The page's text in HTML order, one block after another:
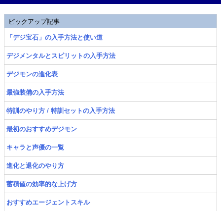
ピックアップ記事
「デジ宝石」の入手方法と使い道
デジメンタルとスピリットの入手方法
デジモンの進化表
最強装備の入手方法
特訓のやり方 / 特訓セットの入手方法
最初のおすすめデジモン
キャラと声優の一覧
進化と退化のやり方
蓄積値の効率的な上げ方
おすすめエージェントスキル